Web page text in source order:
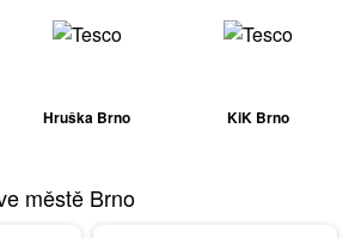
Hruška Brno KiK Brno
městě Brno